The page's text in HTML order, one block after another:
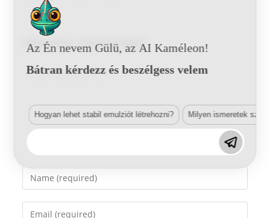
Vélemény, hozzászólás?
Comment
Enter
your
name
Enter
Az Én nevem Gülü, az AI Kaméleon!
Bátran kérdezz és beszélgess velem
Hogyan lehet stabil emulziót létrehozni? Milyen ismeretek